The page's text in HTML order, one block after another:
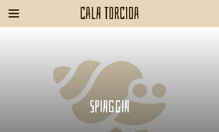
Cala Torcida
Spiaggia